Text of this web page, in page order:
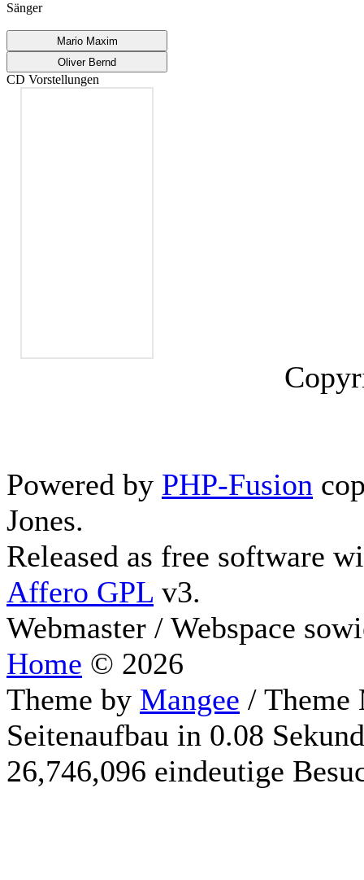
Sänger
Mario Maxim
Oliver Bernd
CD Vorstellungen
Powered by PHP-Fusion
Jones.
Released as free software
Affero GPL v3.
Webmaster / Webspace
Home © 2026
Theme by Mangee /
Seitenaufbau in 0.08
26,746,096 eindeutige